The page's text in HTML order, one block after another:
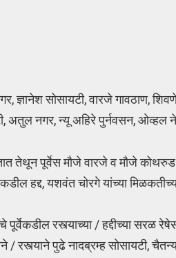
ज्ञानेश सोसायटी, वारजे गावठाण,
अतुल नगर, न्यू अहिरे पुर्नवसन, ओव्हल
पूर्वेस मौजे वारजे व मौजे कोथरुड
हद्द, यशवंत चोरगे यांच्या
पूर्वेकडील रस्त्याच्या / हद्दीच्या
रस्त्याने पुढे नादब्रम्ह सोसायटी,